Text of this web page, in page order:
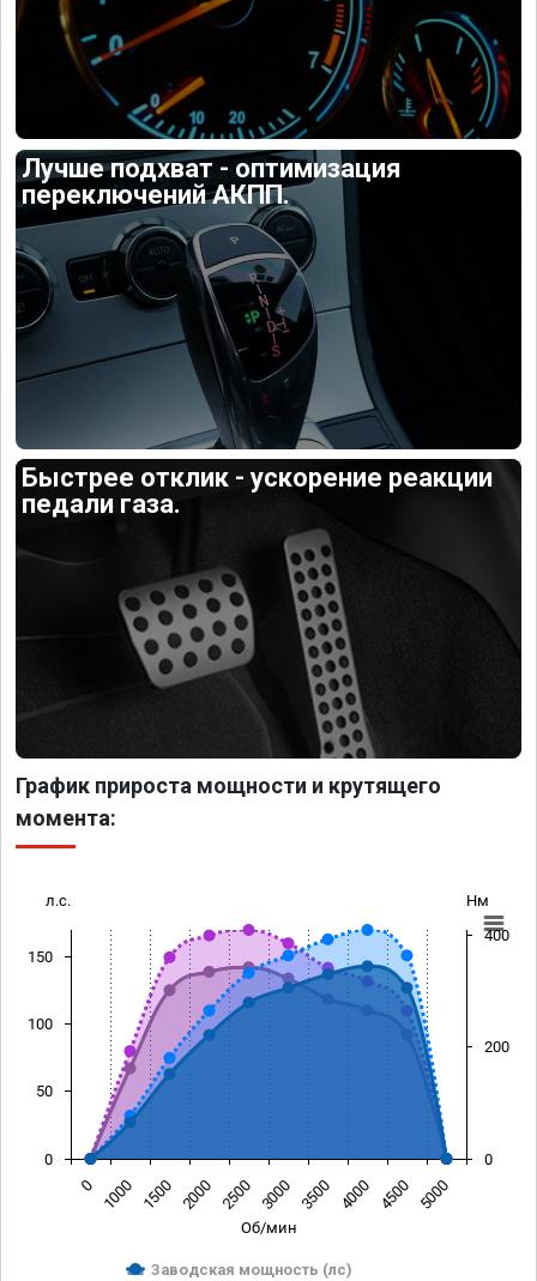
Лучше подхват - оптимизация
переключений АКПП.
Быстрее отклик - ускорение реакции
педали газа.
График прироста мощности и крутящего
момента:
Об/мин
л.с. Нм
Заводская мощность (лс)
0 1000 1500 2000 2500 3000 3500 4000 4500 5000
0
50
100
150
0
200
400